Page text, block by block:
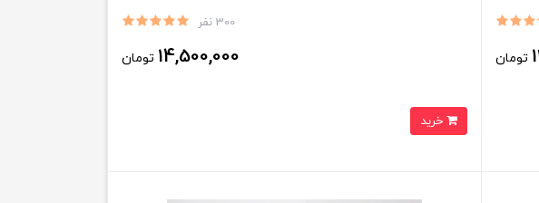
تومان
300 نفر
14,500,000 تومان
خرید